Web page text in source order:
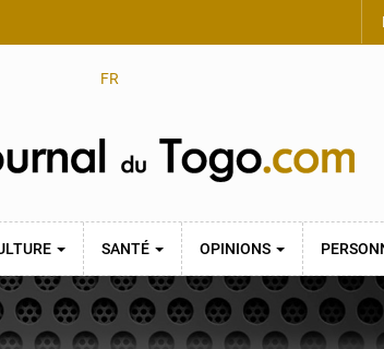
FR
SANTÉ OPINIONS